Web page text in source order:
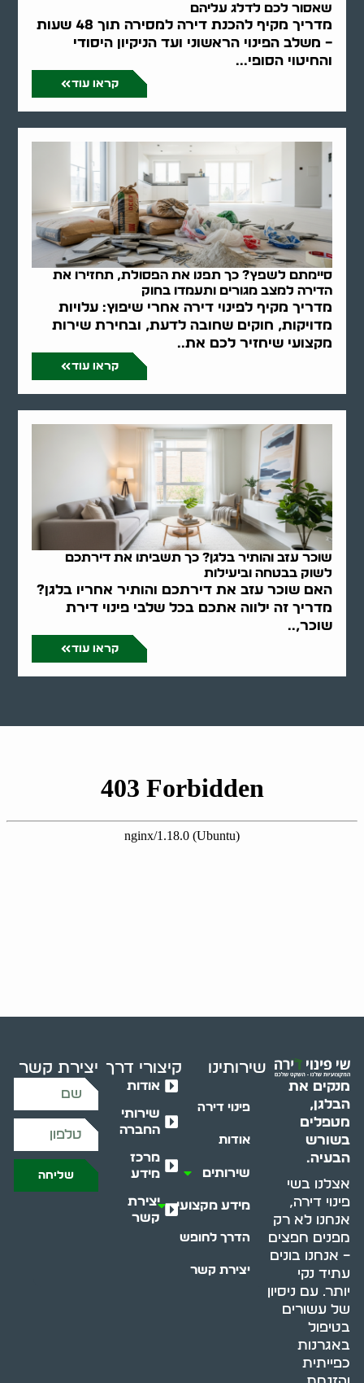
שאסור לכם לדלג עליהם
מדריך מקיף להכנת דירה למסירה תוך 48 שעות
– משלב הפינוי הראשוני ועד הניקיון היסודי
והחיטוי הסופי...
קראו עוד
סיימתם לשפץ? כך תפנו את הפסולת, תחזירו את
הדירה למצב מגורים ותעמדו בחוק
מדריך מקיף לפינוי דירה אחרי שיפוץ: עלויות
מדויקות, חוקים שחובה לדעת, ובחירת שירות
מקצועי שיחזיר לכם את..
קראו עוד
שוכר עזב והותיר בלגן? כך תשביתו את דירתכם
לשוק בבטחה וביעילות
האם שוכר עזב את דירתכם והותיר אחריו בלגן?
מדריך זה ילווה אתכם בכל שלבי פינוי דירת
שוכר,..
קראו עוד
מנקים את
הבלגן,
מטפלים
בשורש
הבעיה.
אצלנו בשי
פינוי דירה,
אנחנו לא רק
מפנים חפצים
– אנחנו בונים
עתיד נקי
יותר. עם ניסיון
של עשורים
בטיפול
באגרנות
כפייתית
שירותינו
פינוי דירה
אודות
שירותים
מידע מקצועי
הדרך לחופש
יצירת קשר
קיצורי דרך
אודות
שירותי
החברה
מרכז
מידע
יצירת
קשר
יצירת קשר
שליחה